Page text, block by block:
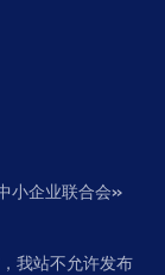
小企业联合会»
我站不允许发布